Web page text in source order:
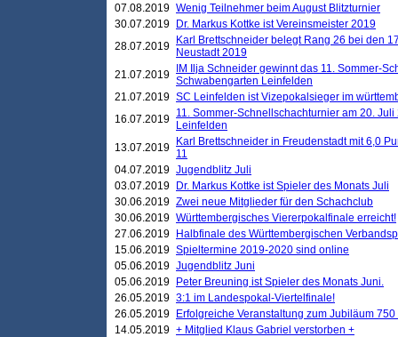
07.08.2019 Wenig Teilnehmer beim August Blitzturnier
30.07.2019
Dr. Markus Kottke ist Vereinsmeister 2019
28.07.2019
Karl Brettschneider belegt Rang 26 bei den
Neustadt 2019
21.07.2019
IM Ilja Schneider gewinnt das 11. Sommer-
Schwabengarten Leinfelden
21.07.2019 SC Leinfelden ist Vizepokalsieger im
16.07.2019 11. Sommer-Schnellschachturnier am 20.
Leinfelden
13.07.2019
Karl Brettschneider in Freudenstadt mit 6,0
11
04.07.2019 Jugendblitz Juli
03.07.2019
Dr. Markus Kottke ist Spieler des Monats Juli
30.06.2019 Zwei neue Mitglieder für den Schachclub
30.06.2019 Württembergisches Viererpokalfinale erreicht!
27.06.2019
Halbfinale des Württembergischen
15.06.2019 Spieltermine 2019-2020 sind online
05.06.2019 Jugendblitz Juni
05.06.2019
Peter Breuning ist Spieler des Monats Juni.
26.05.2019 3:1 im Landespokal-Viertelfinale!
26.05.2019
Erfolgreiche Veranstaltung zum Jubiläum
14.05.2019 + Mitglied Klaus Gabriel verstorben +